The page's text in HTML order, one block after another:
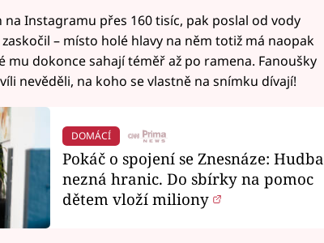
Instagramu přes 160 tisíc, pak poslal od vody
– místo holé hlavy na něm totiž má naopak
mu dokonce sahají téměř až po ramena. Fanoušky
nevěděli, na koho se vlastně na snímku dívají!
DOMÁCÍ
Pokáč o spojení se Znesnáze: Hudba
nezná hranic. Do sbírky na pomoc
dětem vloží miliony